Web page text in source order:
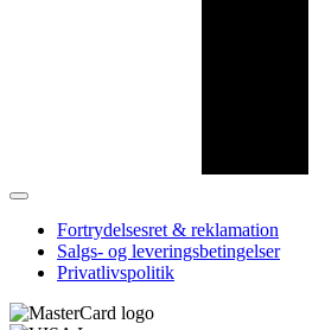
Fortrydelsesret & reklamation
Salgs- og leveringsbetingelser
Privatlivspolitik